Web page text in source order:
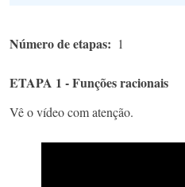
Número de etapas 1
ETAPA 1 - Funções racionais
Vê o vídeo com atenção.